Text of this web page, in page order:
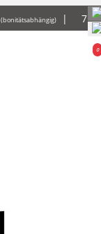
(bonitätsabhängig) | 7
0